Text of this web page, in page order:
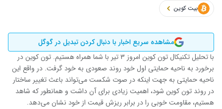
بیت کوین
مشاهده سریع اخبار با دنبال کردن تبدیل در گوگل
با تحلیل تکنیکال تون کوین امروز ۳ تیر با شما همراه هستیم. تون کوین در
برخورد به ناحیه حمایتی اول خود روند صعودی به خود گرفت. در واقع این
ناحیه حمایتی به جهت اینکه در صوت شکست می‌تواند باعث تغییر ساختار
در روند تون کوین شود، اهمیت زیادی برای آن داشت و همانطور که شاهد
هستیم، مقاومت خوبی را در برابر ریزش قیمت از خود نشان می‌دهد.